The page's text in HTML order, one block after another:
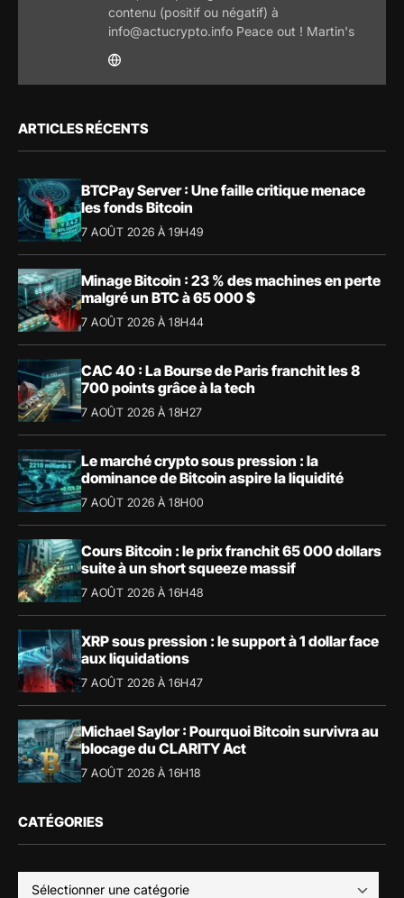
contenu (positif ou négatif) à
info@actucrypto.info Peace out ! Martin's
ARTICLES RÉCENTS
BTCPay Server : Une faille critique menace
les fonds Bitcoin
7 AOÛT 2026 À 19H49
Minage Bitcoin : 23 % des machines en perte
malgré un BTC à 65 000 $
7 AOÛT 2026 À 18H44
CAC 40 : La Bourse de Paris franchit les 8
700 points grâce à la tech
7 AOÛT 2026 À 18H27
Le marché crypto sous pression : la
dominance de Bitcoin aspire la liquidité
7 AOÛT 2026 À 18H00
Cours Bitcoin : le prix franchit 65 000 dollars
suite à un short squeeze massif
7 AOÛT 2026 À 16H48
XRP sous pression : le support à 1 dollar face
aux liquidations
7 AOÛT 2026 À 16H47
Michael Saylor : Pourquoi Bitcoin survivra au
blocage du CLARITY Act
7 AOÛT 2026 À 16H18
CATÉGORIES